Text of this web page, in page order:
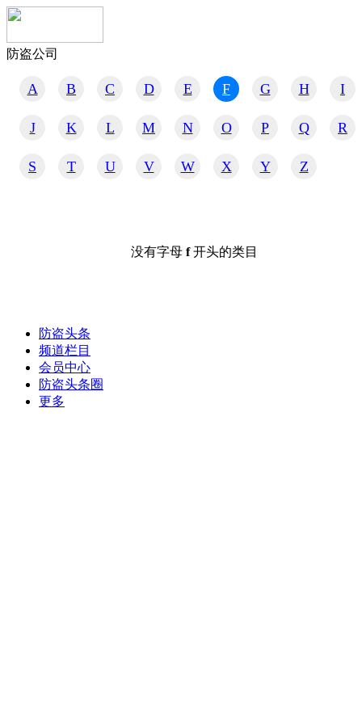
防盗公司
A B C D E F G H I
J K L M N O P Q R
S T U V W X Y Z
没有字母 f开头的类目
防盗头条
频道栏目
会员中心
防盗头条圈
更多